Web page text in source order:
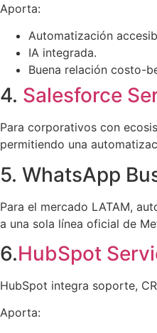
Aporta:
Automatización
IA integrada.
Buena relación costo-
4. Salesforce
Para corporativos con
permitiendo una
5. WhatsApp
Para el mercado LATAM,
a una sola línea oficial de
6.HubSpot
HubSpot integra soporte,
Aporta: